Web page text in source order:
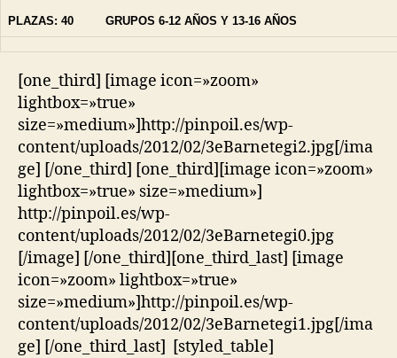
PLAZAS: 40 GRUPOS 6-12 AÑOS Y 13-16 AÑOS
[one_third] [image icon=»zoom»
lightbox=»true»
size=»medium»]http://pinpoil.es/wp-
content/uploads/2012/02/3eBarnetegi2.jpg[/ima
ge] [/one_third] [one_third][image icon=»zoom»
lightbox=»true» size=»medium»]
http://pinpoil.es/wp-
content/uploads/2012/02/3eBarnetegi0.jpg
[/image] [/one_third][one_third_last] [image
icon=»zoom» lightbox=»true»
size=»medium»]http://pinpoil.es/wp-
content/uploads/2012/02/3eBarnetegi1.jpg[/ima
ge] [/one_third_last] [styled_table]